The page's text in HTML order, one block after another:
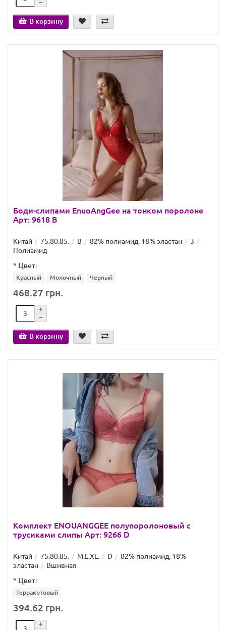
В корзину
Боди-слипами EnuoAngGee на тонком поролоне
Арт: 9618 B
Китай 75.80.85. B 82% полиамид, 18% эластан
3
Полиамид
* Цвет:
Красный Молочный Черный
468.27 грн.
В корзину
Комплект ENOUANGGEE полупоролоновый с
трусиками слипы Арт: 9266 D
Китай 75.80.85. M.L.XL. D
82% полиамид, 18%
эластан
Вшивная
* Цвет:
Терракотовый
394.62 грн.